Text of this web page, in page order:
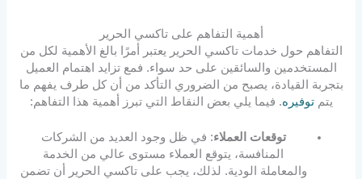
أهمية التفاهم على تاكسي الحرير
التفاهم حول خدمات تاكسي الحرير يعتبر أمرًا بالغ الأهمية لكل من
المستخدمين والسائقين على حد سواء. فمع تزايد اهتمام العميل
بتجربة القيادة، يصبح من الضروري التأكد من أن كل طرف يفهم ما
يتمتوفيره. فيما يلي بعض النقاط التي تبرز أهمية هذا التفاهم:
توقعات العملاء: في ظل وجود العديد من الشركات
المنافسة، يتوقع العملاء مستوى عالي من الخدمة
والمعاملة الودية. لذلك، يجب على تاكسي الحرير أن تضمن